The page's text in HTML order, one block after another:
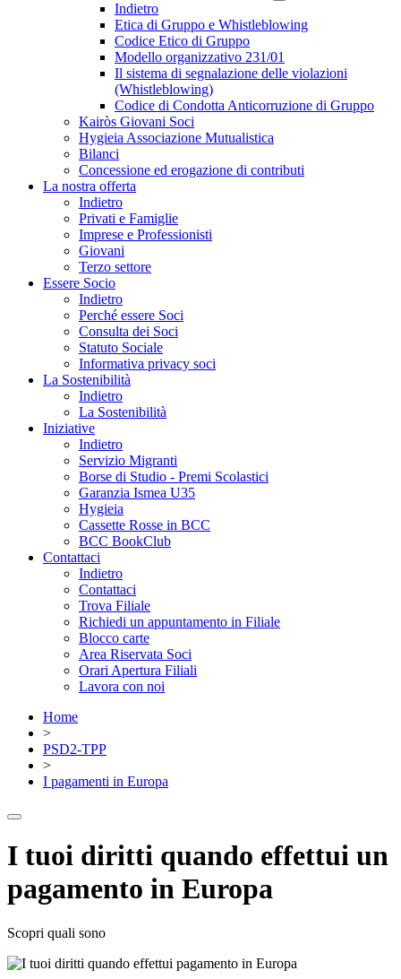
Indietro
Etica di Gruppo e Whistleblowing
Codice Etico di Gruppo
Modello organizzativo 231/01
Il sistema di segnalazione delle violazioni
(Whistleblowing)
Codice di Condotta Anticorruzione di Gruppo
Kairòs Giovani Soci
Hygieia Associazione Mutualistica
Bilanci
Concessione ed erogazione di contributi
La nostra offerta
Indietro
Privati e Famiglie
Imprese e Professionisti
Giovani
Terzo settore
Essere Socio
Indietro
Perché essere Soci
Consulta dei Soci
Statuto Sociale
Informativa privacy soci
La Sostenibilità
Indietro
La Sostenibilità
Iniziative
Indietro
Servizio Migranti
Borse di Studio - Premi Scolastici
Garanzia Ismea U35
Hygieia
Cassette Rosse in BCC
BCC BookClub
Contattaci
Indietro
Contattaci
Trova Filiale
Richiedi un appuntamento in Filiale
Blocco carte
Area Riservata Soci
Orari Apertura Filiali
Lavora con noi
Home
>
PSD2-TPP
>
I pagamenti in Europa
I tuoi diritti quando effettui un
pagamento in Europa
Scopri quali sono